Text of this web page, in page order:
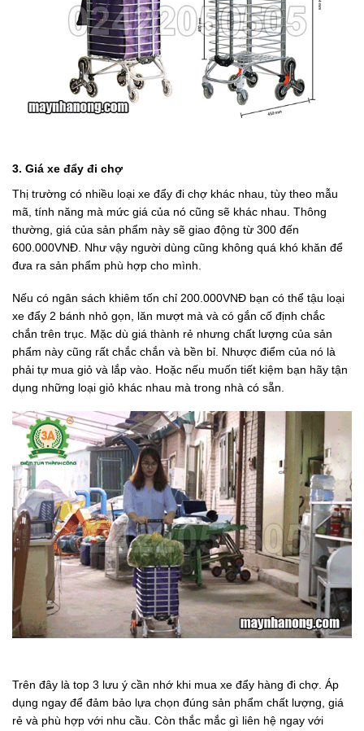
3. Giá xe đẩy đi chợ
Thị trường có nhiều loại xe đẩy đi chợ khác nhau, tùy theo mẫu
mã, tính năng mà mức giá của nó cũng sẽ khác nhau. Thông
thường, giá của sản phẩm này sẽ giao động từ 300 đến
600.000VNĐ. Như vậy người dùng cũng không quá khó khăn để
đưa ra sản phẩm phù hợp cho mình.
Nếu có ngân sách khiêm tốn chỉ 200.000VNĐ bạn có thể tậu loại
xe đẩy 2 bánh nhỏ gọn, lăn mượt mà và có gắn cố định chắc
chắn trên trục. Mặc dù giá thành rẻ nhưng chất lượng của sản
phẩm này cũng rất chắc chắn và bền bỉ. Nhược điểm của nó là
phải tự mua giỏ và lắp vào. Hoặc nếu muốn tiết kiệm bạn hãy tận
dụng những loại giỏ khác nhau mà trong nhà có sẵn.
Trên đây là top 3 lưu ý cần nhớ khi mua xe đẩy hàng đi chợ. Áp
dụng ngay để đảm bảo lựa chọn đúng sản phẩm chất lượng, giá
rẻ và phù hợp với nhu cầu. Còn thắc mắc gì liên hệ ngay với